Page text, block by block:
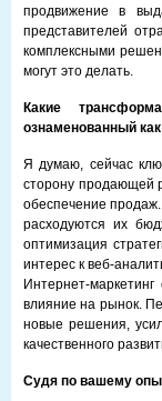
продвижение в
представителей
комплексными
могут это делать.
Какие
ознаменованный
Я думаю, сейчас
сторону продающей
обеспечение
расходуются их
оптимизация
интерес к веб-
Интернет-
влияние на рынок.
новые решения,
качественного
Судя по вашему